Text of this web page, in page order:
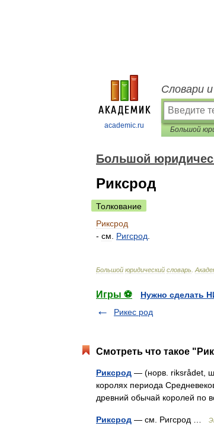
academic.ru
Словари
Большой
Риксрод
Толкование
Риксрод
- см Ригсрод
Большой юридический словарь
Игры ⚽
Нужно сделать
Рикес род
Смотреть что такое
Риксрод — (норв. riksrådet,
королях периода
древний обычай королей
Риксрод — см. Ригсрод …